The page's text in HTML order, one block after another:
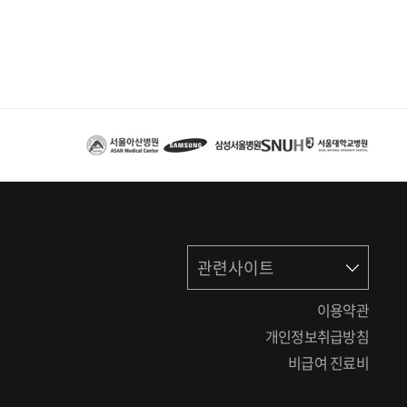
관련사이트
이용약관
개인정보취급방침
비급여 진료비